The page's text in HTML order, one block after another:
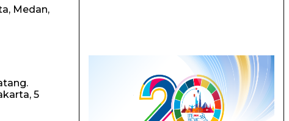
Medan,
5